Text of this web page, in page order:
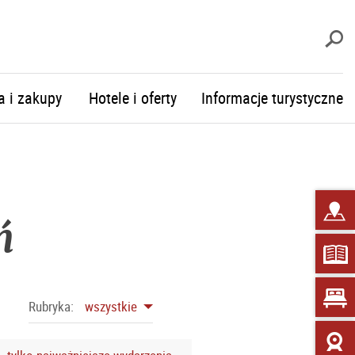
i zakupy Hotele i oferty Informacje turystyczne
Rubryka: wszystkie